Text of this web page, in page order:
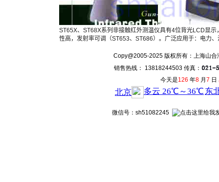
ST65X、ST68X系列非接触红外测温仪具有4位背光LCD显
性高，发射率可调（ST653、ST686）。广泛应用于：电力